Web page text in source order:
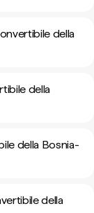
della
della
della Bosnia-
della